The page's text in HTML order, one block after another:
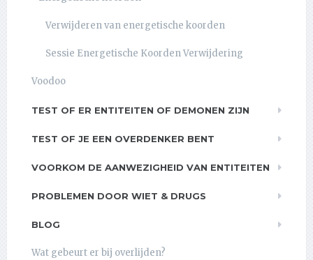
Verwijderen van energetische koorden
Sessie Energetische Koorden Verwijdering
Voodoo
TEST OF ER ENTITEITEN OF DEMONEN ZIJN
TEST OF JE EEN OVERDENKER BENT
VOORKOM DE AANWEZIGHEID VAN ENTITEITEN
PROBLEMEN DOOR WIET & DRUGS
BLOG
Wat gebeurt er bij overlijden?